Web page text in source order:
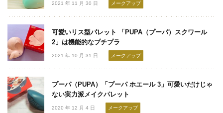
検索
2021 年 11 月 30 日 メークアップ
可愛いリス型パレット 「PUPA（プーパ）スクワール
2」は機能的なプチプラ
2021 年 10 月 31 日 メークアップ
プーパ（PUPA）「プーパ ホエール 3」可愛いだけじゃ
ない実力派メイクパレット
2020 年 12 月 4 日 メークアップ